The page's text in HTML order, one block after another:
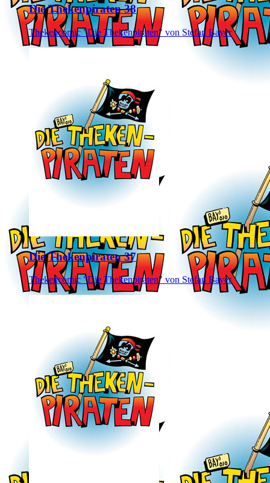
Die Thekenpiraten 38
Thekencomic "Die Thekenpiraten" von Stefan Bayer
Die Thekenpiraten 37
Thekencomic "Die Thekenpiraten" von Stefan Bayer